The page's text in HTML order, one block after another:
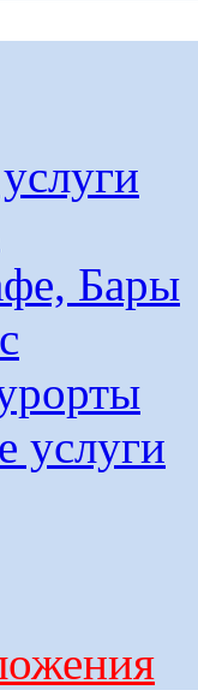
Бары
услуги